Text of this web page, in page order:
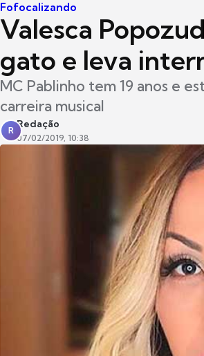
Fofocalizando
Valesca
gato e leva
MC Pablinho tem 19 anos e
carreira musical
R
Redação
07/02/2019, 10:38